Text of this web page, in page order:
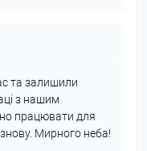
та залишили
з нашим
працювати для
Мирного неба!